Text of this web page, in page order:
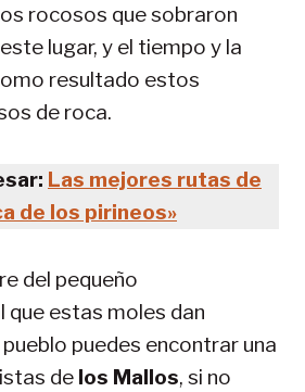
rocosos que sobraron
lugar, y el tiempo y la
resultado estos
de roca.
Las mejores rutas de
de los pirineos»
del pequeño
que estas moles dan
puedes encontrar una
de los Mallos, si no